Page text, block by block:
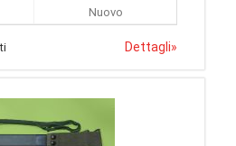
Nuovo
Dettagli»